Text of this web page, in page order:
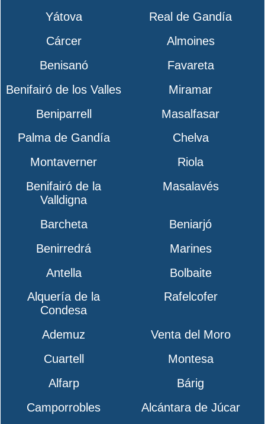
Yátova
Real de Gandía
Cárcer
Almoines
Benisanó
Favareta
Benifairó de los Valles
Miramar
Beniparrell
Masalfasar
Palma de Gandía
Chelva
Montaverner
Riola
Benifairó de la
Valldigna
Masalavés
Barcheta
Beniarjó
Benirredrá
Marines
Antella
Bolbaite
Alquería de la
Condesa
Rafelcofer
Ademuz
Venta del Moro
Cuartell
Montesa
Alfarp
Bárig
Camporrobles
Alcántara de Júcar